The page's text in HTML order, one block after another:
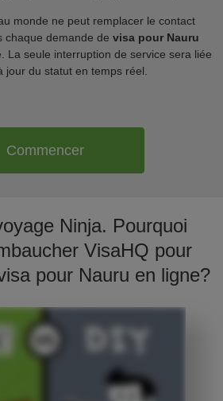
monde ne peut remplacer le contact
chaque demande de visa pour Nauru
La seule interruption de service sera liée
jour du statut en temps réel.
Commencer
Ninja. Pourquoi
VisaHQ pour
pour Nauru en ligne?